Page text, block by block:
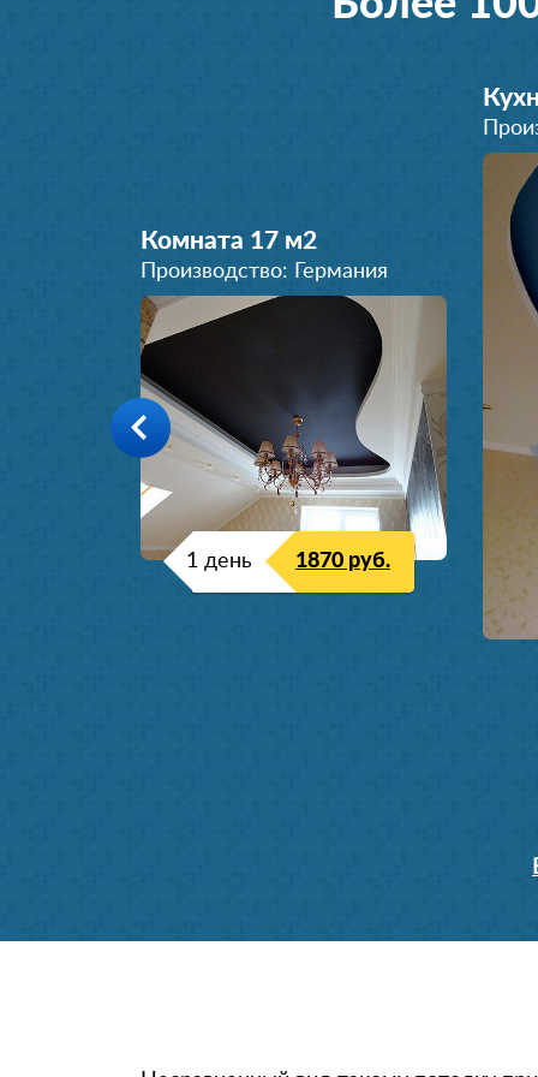
Комната 17 м2
Производство: Германия
1 день 1870 руб.